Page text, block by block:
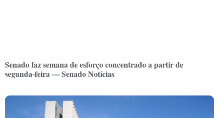
Senado faz semana de esforço concentrado a partir de
segunda-feira — Senado Notícias